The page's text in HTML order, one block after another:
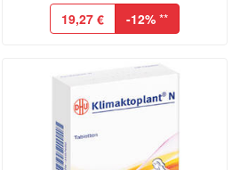
19,27 € -12%**